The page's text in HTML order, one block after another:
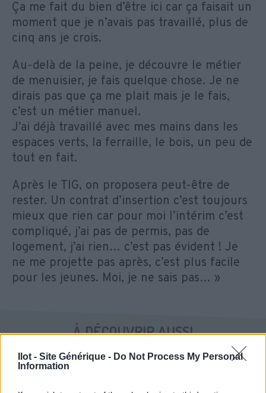
Ilot - Site Générique - Do Not Process My Personal
Information
Ça me fait du bien d’être ici car ça faisait un
moment que je n’avais pas travaillé, plus de
cinq ans je crois.
Au-delà de la peine, je découvre le métier
de menuisier, je fais quelque chose. Je ne
dirais pas que ça me plait mais je le fais,
c’est un métier manuel.
J’ai déjà travaillé avec mes mains dans les
espaces verts, la ferraille, le bois, un peu de
tout en fait.
Après le TIG, on proposera peut-être de
rester. Un contrat d’insertion c’est toujours
mieux que rien car pour moi l’intérim c’est
compliqué, j’ai pas de permis, pas de
logement, j’ai rien… c’est pas évident ! Je
ne me projette pas après, c’est plus facile
pour les jeunes. Moi, je ne sais pas… »
À DÉCOUVRIR AUSSI